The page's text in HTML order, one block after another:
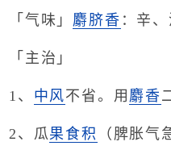
「气味」 麝脐香 ：辛、
「主治」
1、 中风不省。用 麝香
2、瓜果 食积 （脾胀气